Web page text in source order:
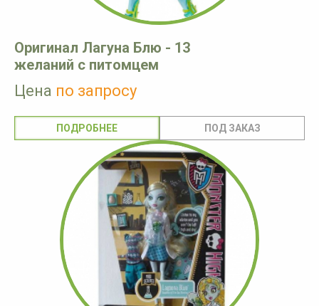
Оригинал Лагуна Блю - 13
желаний с питомцем
Цена по запросу
ПОДРОБНЕЕ